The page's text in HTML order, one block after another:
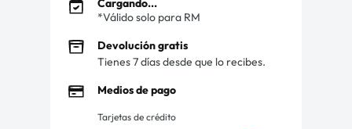
Cargando...
*Válido solo para RM
Devolución gratis
Tienes 7 días desde que lo recibes.
Medios de pago
Tarjetas de crédito